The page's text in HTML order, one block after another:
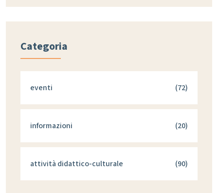
Categoria
eventi (72)
informazioni (20)
attività didattico-culturale (90)